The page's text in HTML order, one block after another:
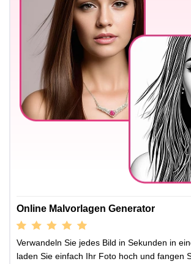
Online Malvorlagen Generator
Verwandeln Sie jedes Bild in Sekunden in
laden Sie einfach Ihr Foto hoch und fangen